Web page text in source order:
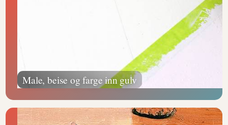
Male, beise og farge inn gulv